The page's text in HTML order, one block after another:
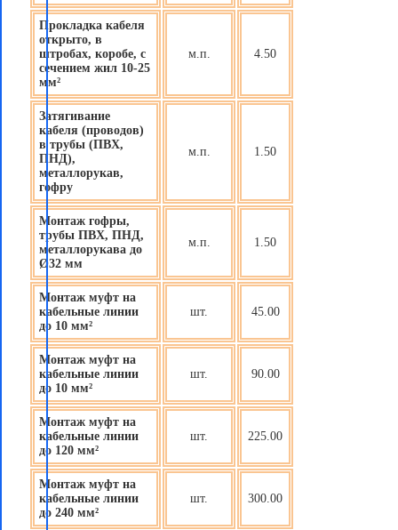
Прокладка кабеля
открыто, в
штробах, коробе, с
сечением жил 10-25
мм²
м.п. 4.50
Затягивание
кабеля (проводов)
в трубы (ПВХ,
ПНД),
металлорукав,
гофру
м.п. 1.50
Монтаж гофры,
трубы ПВХ, ПНД,
металлорукава до
Ø32 мм
м.п. 1.50
Монтаж муфт на
кабельные линии
до 10 мм²
шт. 45.00
Монтаж муфт на
кабельные линии
до 10 мм²
шт. 90.00
Монтаж муфт на
кабельные линии
до 120 мм²
шт. 225.00
Монтаж муфт на
кабельные линии
до 240 мм²
шт. 300.00